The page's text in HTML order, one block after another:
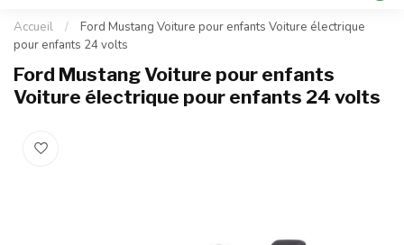
Accueil /
Ford Mustang Voiture pour enfants Voiture électrique
pour enfants 24 volts
Ford Mustang Voiture pour enfants
Voiture électrique pour enfants 24 volts